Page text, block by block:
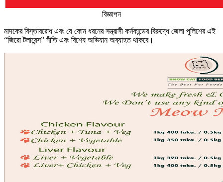
বিজ্ঞাপন
মাদকের বিস্তাররোধ এবং যে কোন ধরনের সন্ত্রাসী কর্মকান্ডের বিরুদ্ধে জেলা পুলিশের এই
“জিরো টলারেন্স” নীতি এবং বিশেষ অভিযান অব্যাহত থাকবে।